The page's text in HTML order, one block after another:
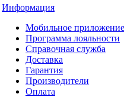
Информация
Мобильное приложение
Программа лояльности
Справочная служба
Доставка
Гарантия
Производители
Оплата